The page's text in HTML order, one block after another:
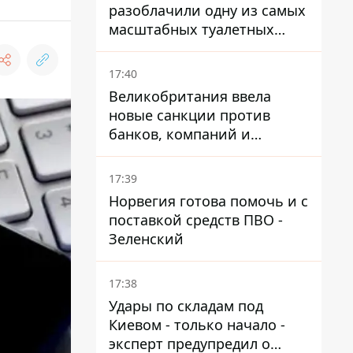
разоблачили одну из самых
масштабных туалетных
схем с фиктивным домом
17:40
Великобритания ввела
новые санкции против
банков, компаний и
танкеров РФ
17:39
Норвегия готова помочь и с
поставкой средств ПВО -
Зеленский
17:38
Удары по складам под
Киевом - только начало -
эксперт предупредил о